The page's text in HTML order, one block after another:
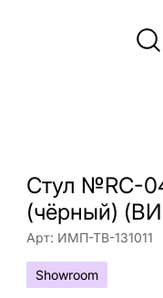
Cтул №RC-
(чёрный)
Арт: ИМП-ТВ-131011
Showroom